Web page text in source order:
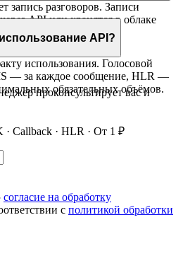
запись разговоров. Записи
API или хранятся в облаке
или WAV.
API?
использования. Голосовой
— за каждое сообщение, HLR —
обязательных объёмов.
проконсультирует вас и
· Callback · HLR · От 1 ₽
согласие на обработку
с политикой обработки